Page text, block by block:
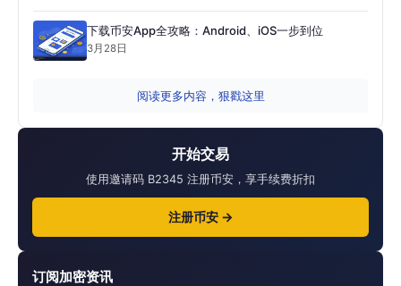
下载币安App全攻略：Android、iOS一步到位
3月28日
阅读更多内容，狠戳这里
开始交易
使用邀请码 B2345 注册币安，享手续费折扣
注册币安 →
订阅加密资讯